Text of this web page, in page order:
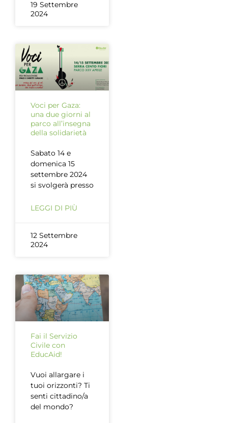
19 Settembre
2024
Voci per Gaza:
una due giorni al
parco all’insegna
della solidarietà
Sabato 14 e
domenica 15
settembre 2024
si svolgerà presso
LEGGI DI PIÙ
12 Settembre
2024
Fai il Servizio
Civile con
EducAid!
Vuoi allargare i
tuoi orizzonti? Ti
senti cittadino/a
del mondo?